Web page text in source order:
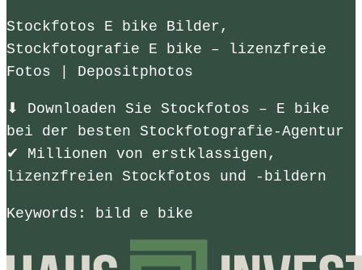
Stockfotos E bike Bilder,
Stockfotografie E bike – lizenzfreie
Fotos | Depositphotos
⬇ Downloaden Sie Stockfotos – E bike
bei der besten Stockfotografie-Agentur
✔ Millionen von erstklassigen,
lizenzfreien Stockfotos und -bildern
Keywords: bild e bike